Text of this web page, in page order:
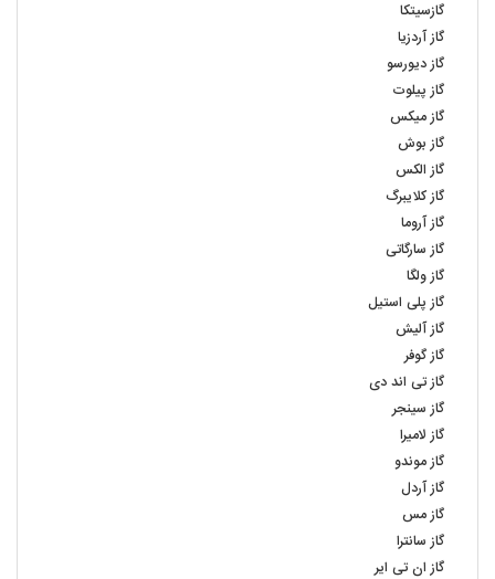
گازسیتکا
گاز آردزیا
گاز دیورسو
گاز پیلوت
گاز میکس
گاز بوش
گاز الکس
گاز کلایبرگ
گاز آروما
گاز سارگاتی
گاز ولگا
گاز پلی استیل
گاز آلیش
گاز گوفر
گاز تی اند دی
گاز سینجر
گاز لامیرا
گاز موندو
گاز آردل
گاز مس
گاز سانترا
گاز ان تی ایر